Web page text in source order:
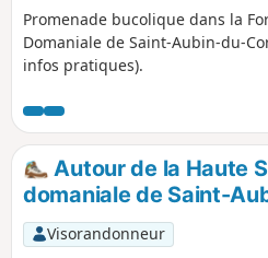
Promenade bucolique dans la
Domaniale de Saint-Aubin-du-
infos pratiques).
Autour de la Haute
domaniale de Saint-
Visorandonneur